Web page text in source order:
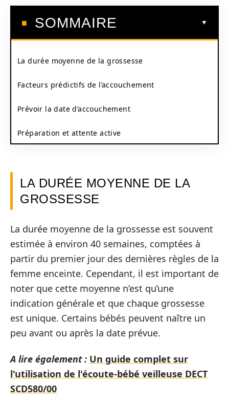
SOMMAIRE
La durée moyenne de la grossesse
Facteurs prédictifs de l’accouchement
Prévoir la date d’accouchement
Préparation et attente active
LA DURÉE MOYENNE DE LA
GROSSESSE
La durée moyenne de la grossesse est souvent
estimée à environ 40 semaines, comptées à
partir du premier jour des dernières règles de la
femme enceinte. Cependant, il est important de
noter que cette moyenne n’est qu’une
indication générale et que chaque grossesse
est unique. Certains bébés peuvent naître un
peu avant ou après la date prévue.
A lire également : Un guide complet sur
l'utilisation de l'écoute-bébé veilleuse DECT
SCD580/00